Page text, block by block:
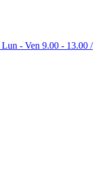
Lun - Ven 9.00 - 13.00 /